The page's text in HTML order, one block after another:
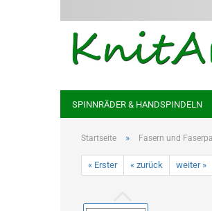
SPINNRÄDER & HANDSPINDELN
Startseite » Fasern und
« Erster « zurück weiter »